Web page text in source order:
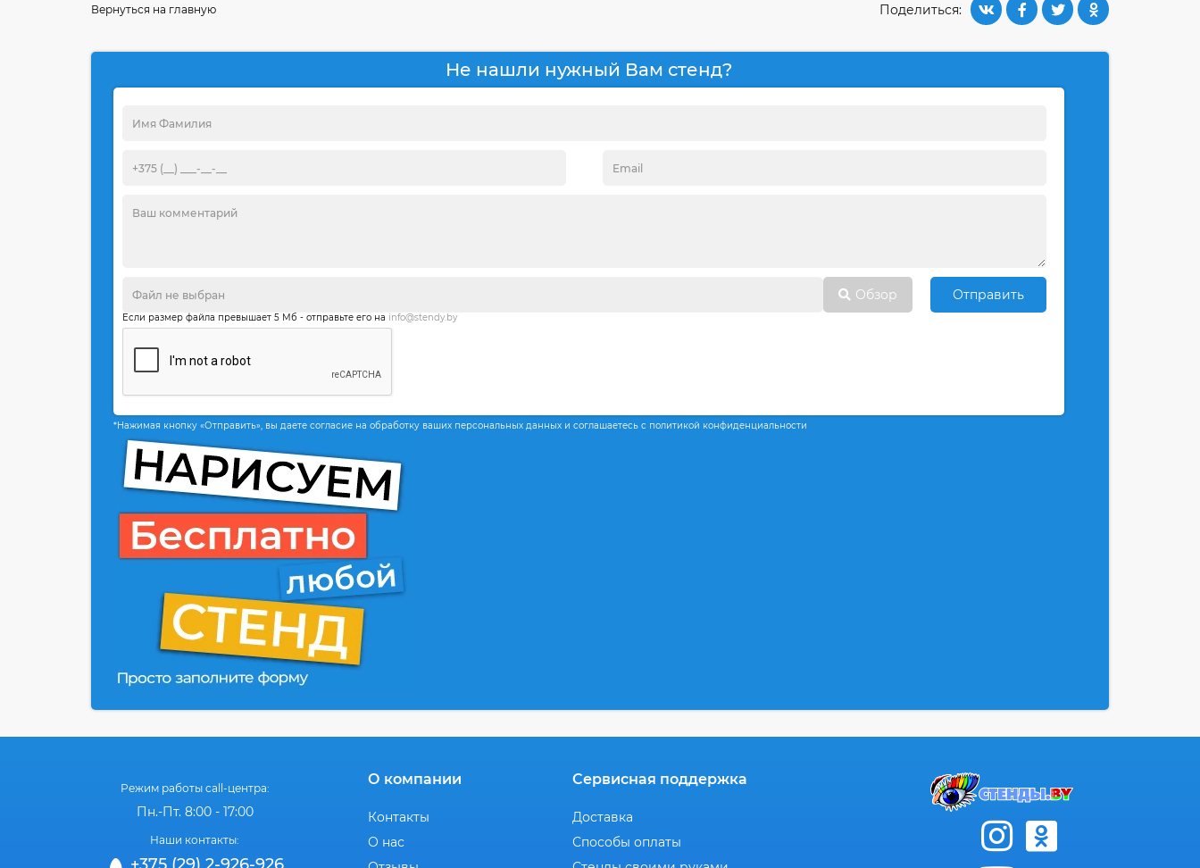
Поделиться:
Вернуться на главную
Не нашли нужный Вам стенд?
Обзор Отправить
Если размер файла превышает 5 Мб - отправьте его на info@stendy.by
*Нажимая кнопку «Отправить», вы даете согласие на обработку ваших персональных данных и соглашаетесь с политикой конфиденциальности
Режим работы call-центра:
Пн.-Пт. 8:00 - 17:00
Наши контакты:
О компании
Контакты
О нас
Сервисная поддержка
Доставка
Способы оплаты